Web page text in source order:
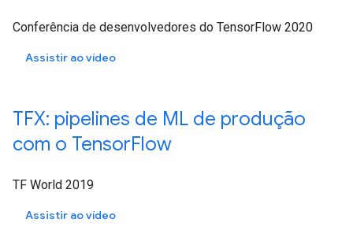
Conferência de desenvolvedores do TensorFlow 2020
Assistir ao vídeo
TFX: pipelines de ML de produção
com o TensorFlow
TF World 2019
Assistir ao vídeo